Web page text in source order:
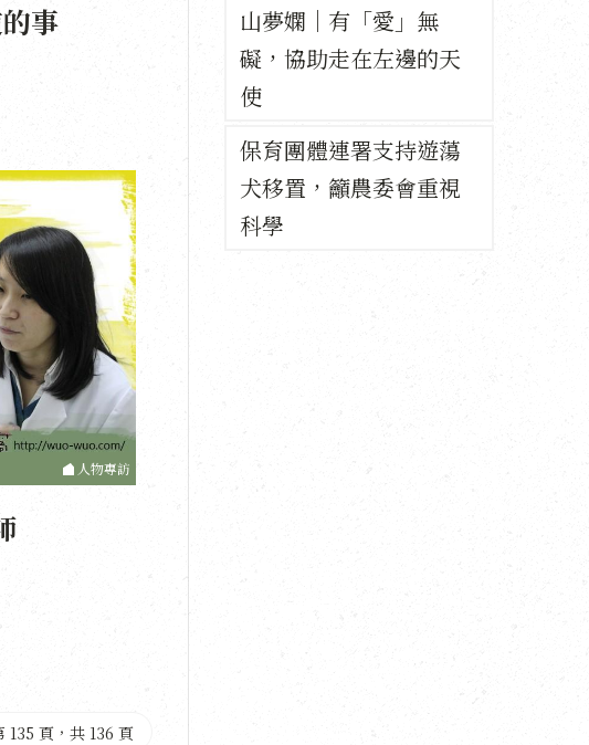
事
人物專訪
135 頁，共 136 頁
山夢嫻｜有「愛」無
礙，協助走在左邊的天
使
保育團體連署支持遊蕩
犬移置，籲農委會重視
科學